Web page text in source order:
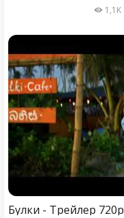
1,1K
Булки - Трейлер 720p